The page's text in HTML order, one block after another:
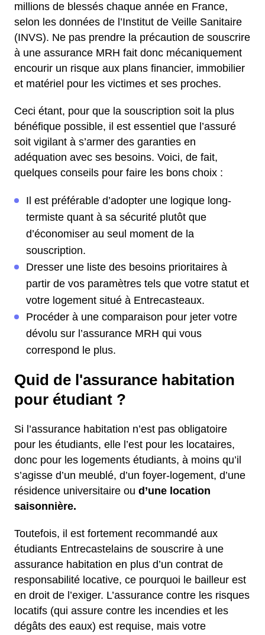
millions de blessés chaque année en France,
selon les données de l’Institut de Veille Sanitaire
(INVS). Ne pas prendre la précaution de souscrire
à une assurance MRH fait donc mécaniquement
encourir un risque aux plans financier, immobilier
et matériel pour les victimes et ses proches.
Ceci étant, pour que la souscription soit la plus
bénéfique possible, il est essentiel que l’assuré
soit vigilant à s’armer des garanties en
adéquation avec ses besoins. Voici, de fait,
quelques conseils pour faire les bons choix :
Il est préférable d’adopter une logique long-
termiste quant à sa sécurité plutôt que
d’économiser au seul moment de la
souscription.
Dresser une liste des besoins prioritaires à
partir de vos paramètres tels que votre statut et
votre logement situé à Entrecasteaux.
Procéder à une comparaison pour jeter votre
dévolu sur l’assurance MRH qui vous
correspond le plus.
Quid de l'assurance habitation
pour étudiant ?
Si l’assurance habitation n’est pas obligatoire
pour les étudiants, elle l’est pour les locataires,
donc pour les logements étudiants, à moins qu’il
s’agisse d’un meublé, d’un foyer-logement, d’une
résidence universitaire ou d’une location
saisonnière.
Toutefois, il est fortement recommandé aux
étudiants Entrecastelains de souscrire à une
assurance habitation en plus d’un contrat de
responsabilité locative, ce pourquoi le bailleur est
en droit de l’exiger. L’assurance contre les risques
locatifs (qui assure contre les incendies et les
dégâts des eaux) est requise, mais votre